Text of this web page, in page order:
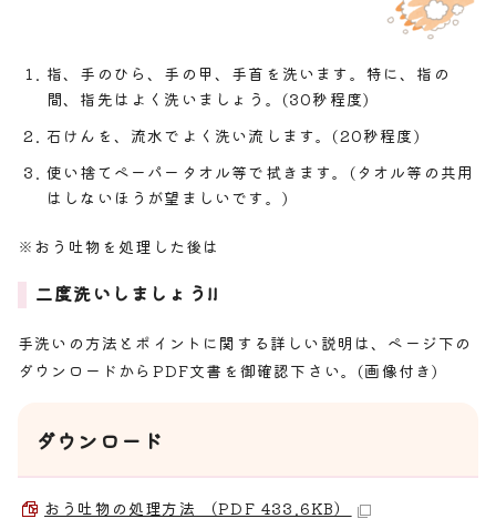
指、手のひら、手の甲、手首を洗います。特に、指の
間、指先はよく洗いましょう。(30秒程度)
石けんを、流水でよく洗い流します。(20秒程度)
使い捨てペーパータオル等で拭きます。(タオル等の共用
はしないほうが望ましいです。)
※おう吐物を処理した後は
二度洗いしましょう!!
手洗いの方法とポイントに関する詳しい説明は、ページ下の
ダウンロードからPDF文書を御確認下さい。(画像付き)
ダウンロード
おう吐物の処理方法 （PDF 433.6KB）